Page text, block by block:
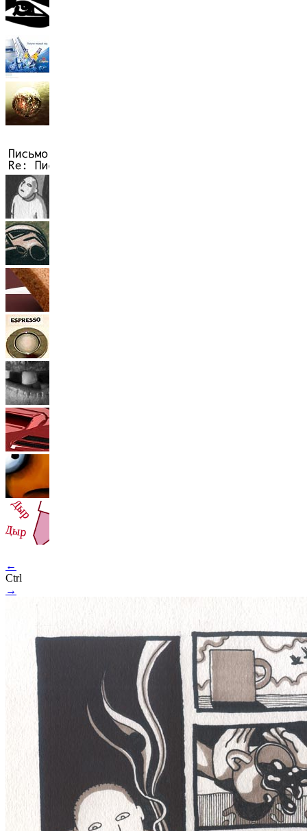
←
Ctrl
→